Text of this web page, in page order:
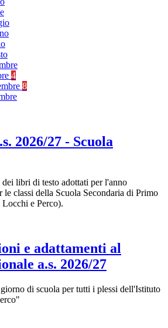
4
8
2026/27 - Scuola
libri di testo adottati per l'anno
le classi della Scuola Secondaria di Primo
e Perco).
e adattamenti al
a.s. 2026/27
di scuola per tutti i plessi dell'Istituto